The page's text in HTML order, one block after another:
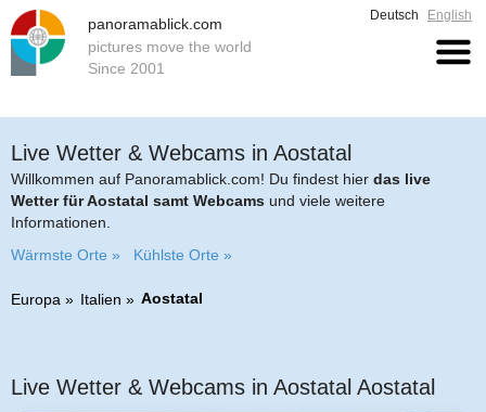
panoramablick.com
pictures move the world
Since 2001
Deutsch English
Live Wetter & Webcams in Aostatal
Willkommen auf Panoramablick.com! Du findest hier das live
Wetter für Aostatal samt Webcams und viele weitere
Informationen.
Wärmste Orte »
Kühlste Orte »
Europa Italien Aostatal
Live Wetter & Webcams in Aostatal Aostatal